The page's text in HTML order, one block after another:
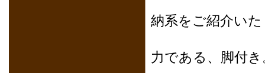
納系をご紹介い
力である、脚付き